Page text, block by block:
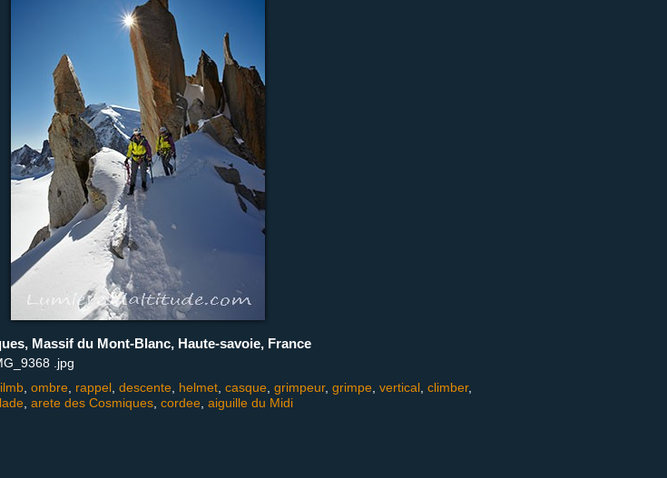
Massif du Mont-Blanc, Haute-savoie, France
.jpg
ombre rappel descente helmet casque grimpeur, grimpe vertical climber,
arete des Cosmiques cordee aiguille du Midi